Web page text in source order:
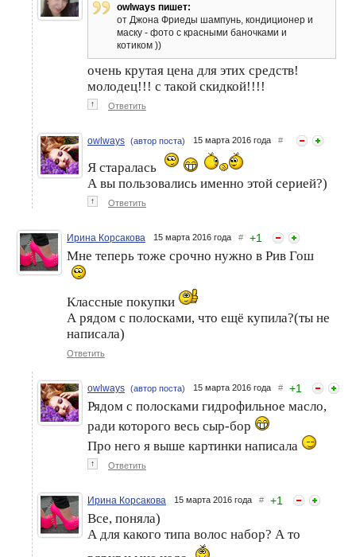
owlways пишет:
от Джона Фриеды шампунь, кондиционер и
маску - фото с красными баночками и
котиком ))
очень крутая цена для этих средств!
молодец!!! с такой скидкой!!!!
↑ Ответить
owlways (автор поста) 15 марта 2016 года #
Я старалась
А вы пользовались именно этой серией?)
↑ Ответить
Ирина Корсакова 15 марта 2016 года # +1
Мне теперь тоже срочно нужно в Рив Гош
Классные покупки
А рядом с полосками, что ещё купила?(ты не
написала)
Ответить
owlways (автор поста) 15 марта 2016 года # +1
Рядом с полосками гидрофильное масло,
ради которого весь сыр-бор
Про него я выше картинки написала
↑ Ответить
Ирина Корсакова 15 марта 2016 года # +1
Все, поняла)
А для какого типа волос набор? А то